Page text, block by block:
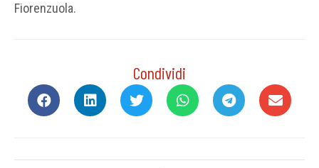
Fiorenzuola.
Condividi